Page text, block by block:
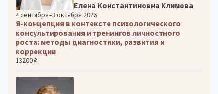
Елена Константиновна Климова
4 сентября–3 октября 2026
Я-концепция в контексте психологического
консультирования и тренингов личностного
роста: методы диагностики, развития и
коррекции
13200 ₽